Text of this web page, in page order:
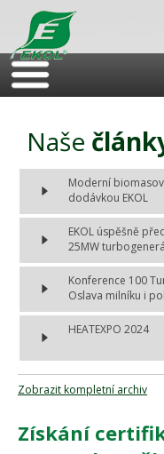
Naše
Moderní
dodávkou EKOL
EKOL úspěšně
25MW
Konference 100
Oslava milníku i
HEATEXPO 2024
Zobrazit kompletní archiv
Získání